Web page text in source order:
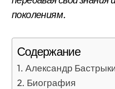
поколениям.
Содержание
Александр
Биография